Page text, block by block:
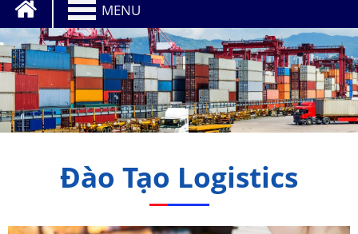
MENU
Đào Tạo Logistics